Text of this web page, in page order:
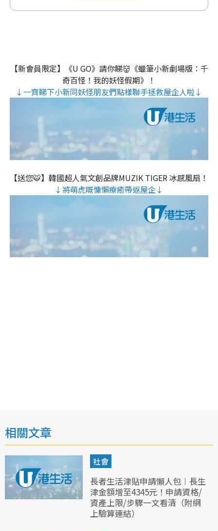
【新會員限定】《U GO》請你睇👹《蠟筆小新劇場版：千
奇百怪！我的妖怪假期》！
↓一齊睇下小新同妖怪朋友們點樣聯手拯救屋企人啦↓
【送您🐯】韓國超人氣文創品牌MUZIK TIGER 冰感風扇！
↓將萌虎嘅慵懶療癒帶返屋企↓
相關文章
社會
長者生活津貼申請懶人包︱長生
津金額增至4345元！申請資格/
資產上限/步驟一文看清（附網
上驗算連結）